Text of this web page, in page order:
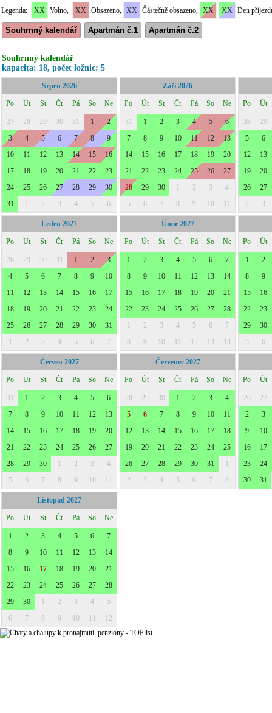
Legenda: XX Volno, XX Obsazeno, XX Částečně obsazeno, XX XX Den
Souhrnný kalendář Apartmán č.1 Apartmán č.2
Souhrnný kalendář
kapacita: 18, počet ložnic: 5
Srpen 2026
Po Út St Čt Pá So Ne
27 28 29 30 31 1
2
3
4 5 6 7 8
9
10
11 12 13 14 15
16
17
18 19 20 21 22
23
24
25 26 27 28 29
30
31
1 2 3 4 5 6
Září 2026
Po Út St Čt Pá So Ne
31 1 2 3 4 5
6
7
8 9 10 11 12
13
14
15 16 17 18 19
20
21
22 23 24 25 26
27
28
29 30 1 2 3
4
5
6 7 8 9 10 11
Po Út
28
29
5
6
12
13
19
20
26
27
2
3
Leden 2027
Po Út St Čt Pá So Ne
28 29 30 31 1 2
3
4
5 6 7 8 9
10
11
12 13 14 15 16
17
18
19 20 21 22 23
24
25
26 27 28 29 30
31
1
2 3 4 5 6 7
Únor 2027
Po Út St Čt Pá So Ne
1 2 3 4 5 6
7
8
9 10 11 12 13
14
15
16 17 18 19 20
21
22
23 24 25 26 27
28
1
2 3 4 5 6
7
8
9 10 11 12 13 14
Po Út
1
2
8
9
15
16
22
23
29
30
5
6
Červen 2027
Po Út St Čt Pá So Ne
31 1 2 3 4 5
6
7
8 9 10 11 12
13
14
15 16 17 18 19
20
21
22 23 24 25 26
27
28
29 30 1 2 3
4
5
6 7 8 9 10 11
Červenec 2027
Po Út St Čt Pá So Ne
28 29 30 1 2 3
4
5
6 7 8 9 10
11
12
13 14 15 16 17
18
19
20 21 22 23 24
25
26
27 28 29 30 31
1
2
3 4 5 6 7 8
Po Út
26
27
2
3
9
10
16
17
23
24
30
31
Listopad 2027
Po Út St Čt Pá So Ne
1 2 3 4 5 6
7
8
9 10 11 12 13
14
15
16 17 18 19 20
21
22
23 24 25 26 27
28
29
30 1 2 3 4
5
6
7 8 9 10 11 12